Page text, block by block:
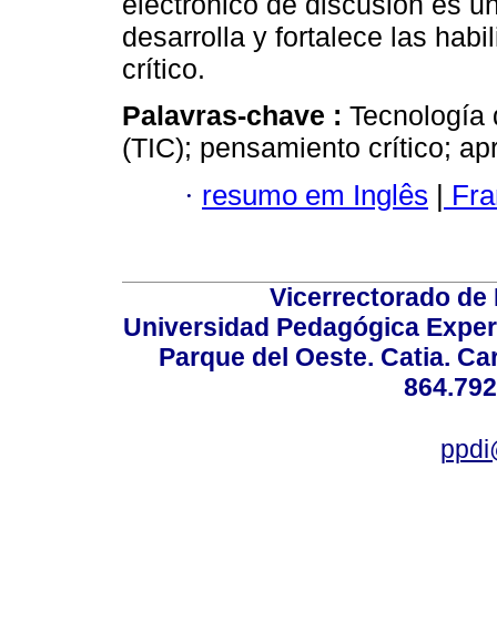
desarrolla y fortalece las
crítico.
Palavras-chave : Tecnología
(TIC); pensamiento crítico;
· resumo em Inglês |
Vicerrectorado
Universidad Pedagógica
Parque del Oeste. Catia.